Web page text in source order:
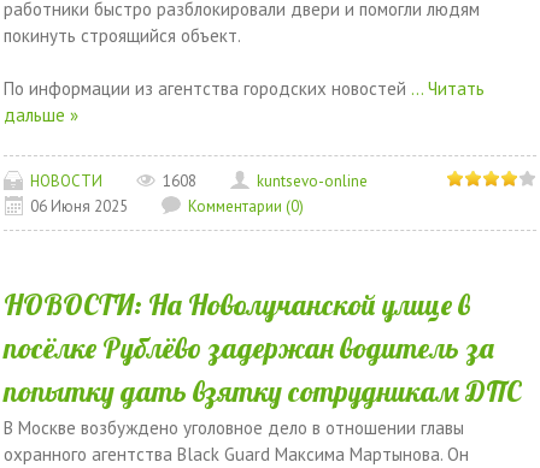
работники быстро разблокировали двери и помогли людям
покинуть строящийся объект.
По информации из агентства городских новостей ... Читать
дальше »
НОВОСТИ 1608
kuntsevo-online
06 Июня 2025
Комментарии (0)
НОВОСТИ: На Новолучанской улице в
посёлке Рублёво задержан водитель за
попытку дать взятку сотрудникам ДПС
В Москве возбуждено уголовное дело в отношении главы
охранного агентства Black Guard Максима Мартынова. Он